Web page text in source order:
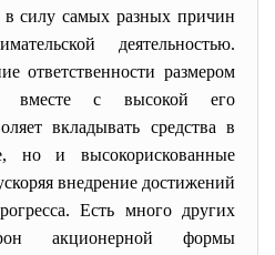
силу самых разных причин
деятельностью.
ответственности размером
вместе с высокой его
вкладывать средства в
но и высокорискованные
внедрение достижений
Есть много других
акционерной формы